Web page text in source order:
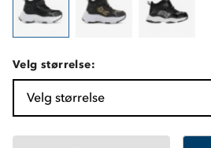
Velg størrelse:
Velg størrelse